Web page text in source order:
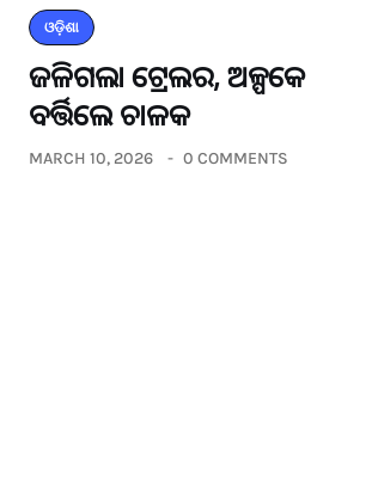
ଓଡ଼ିଶା
ଜଳିଗଲା ଟ୍ରେଲର, ଅଳ୍ପକେ
ବର୍ତ୍ତିଲେ ଚାଳକ
MARCH 10, 2026 0 COMMENTS